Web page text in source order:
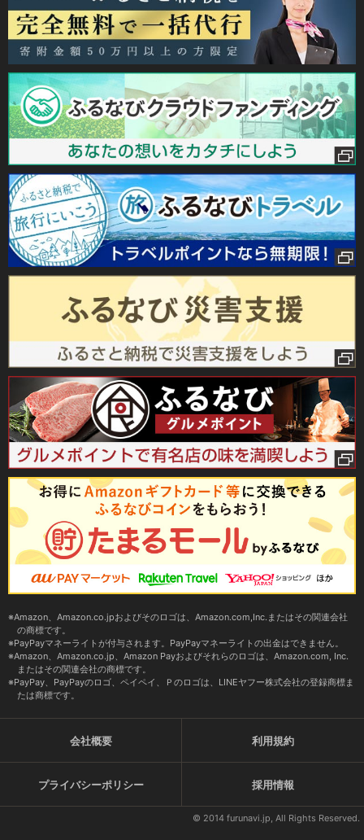
Amazon、Amazon.co.jpおよびそのロゴは、Amazon.com,Inc.またはその関連会社
の商標です。
PayPayマネーライトが付与されます。PayPayマネーライトの出金はできません。
Amazon、Amazon.co.jp、Amazon Payおよびそれらのロゴは、Amazon.com, Inc.
またはその関連会社の商標です。
PayPay、PayPayのロゴ、ペイペイ、Ｐのロゴは、LINEヤフー株式会社の登録商標ま
たは商標です。
会社概要 利用規約
プライバシーポリシー 採用情報
© 2014 furunavi.jp, All Rights Reserved.